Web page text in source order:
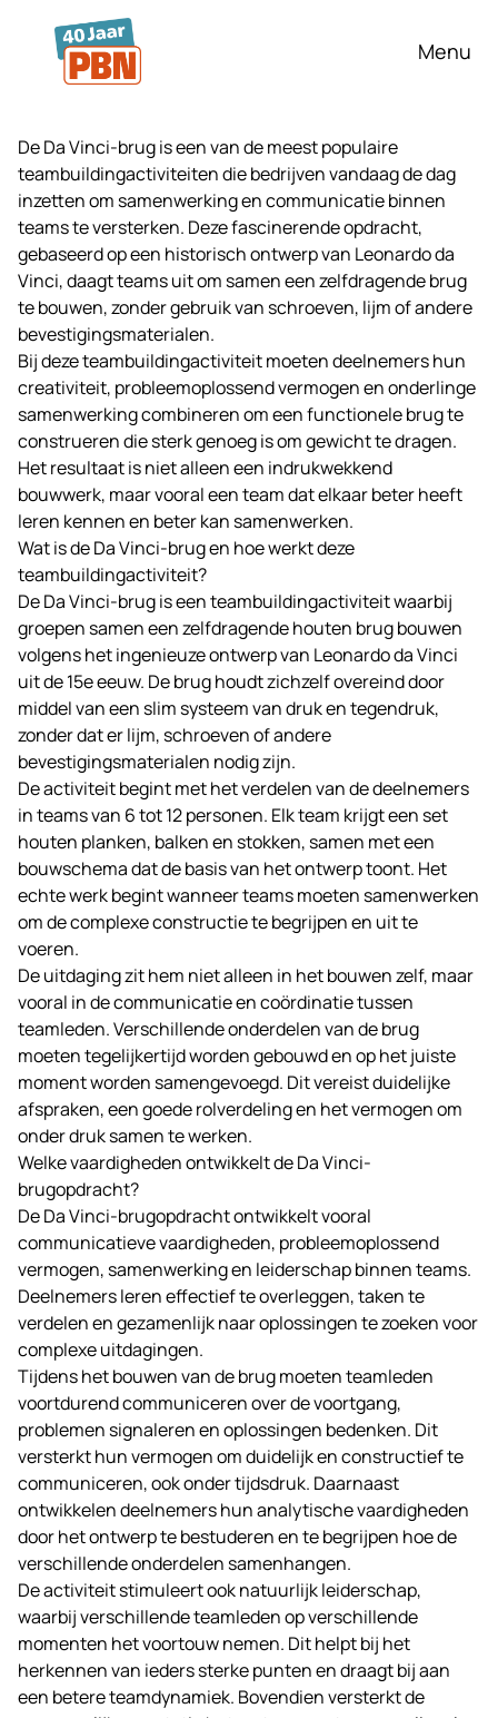
Ga naar hoofdinhoud
Menu
De Da Vinci-brug is een van de meest populaire
teambuildingactiviteiten die bedrijven vandaag de dag
inzetten om samenwerking en communicatie binnen
teams te versterken. Deze fascinerende opdracht,
gebaseerd op een historisch ontwerp van Leonardo da
Vinci, daagt teams uit om samen een zelfdragende brug
te bouwen, zonder gebruik van schroeven, lijm of andere
bevestigingsmaterialen.
Bij deze teambuildingactiviteit moeten deelnemers hun
creativiteit, probleemoplossend vermogen en onderlinge
samenwerking combineren om een functionele brug te
construeren die sterk genoeg is om gewicht te dragen.
Het resultaat is niet alleen een indrukwekkend
bouwwerk, maar vooral een team dat elkaar beter heeft
leren kennen en beter kan samenwerken.
Wat is de Da Vinci-brug en hoe werkt deze
teambuildingactiviteit?
De Da Vinci-brug is een teambuildingactiviteit waarbij
groepen samen een zelfdragende houten brug bouwen
volgens het ingenieuze ontwerp van Leonardo da Vinci
uit de 15e eeuw. De brug houdt zichzelf overeind door
middel van een slim systeem van druk en tegendruk,
zonder dat er lijm, schroeven of andere
bevestigingsmaterialen nodig zijn.
De activiteit begint met het verdelen van de deelnemers
in teams van 6 tot 12 personen. Elk team krijgt een set
houten planken, balken en stokken, samen met een
bouwschema dat de basis van het ontwerp toont. Het
echte werk begint wanneer teams moeten samenwerken
om de complexe constructie te begrijpen en uit te
voeren.
De uitdaging zit hem niet alleen in het bouwen zelf, maar
vooral in de communicatie en coördinatie tussen
teamleden. Verschillende onderdelen van de brug
moeten tegelijkertijd worden gebouwd en op het juiste
moment worden samengevoegd. Dit vereist duidelijke
afspraken, een goede rolverdeling en het vermogen om
onder druk samen te werken.
Welke vaardigheden ontwikkelt de Da Vinci-
brugopdracht?
De Da Vinci-brugopdracht ontwikkelt vooral
communicatieve vaardigheden, probleemoplossend
vermogen, samenwerking en leiderschap binnen teams.
Deelnemers leren effectief te overleggen, taken te
verdelen en gezamenlijk naar oplossingen te zoeken voor
complexe uitdagingen.
Tijdens het bouwen van de brug moeten teamleden
voortdurend communiceren over de voortgang,
problemen signaleren en oplossingen bedenken. Dit
versterkt hun vermogen om duidelijk en constructief te
communiceren, ook onder tijdsdruk. Daarnaast
ontwikkelen deelnemers hun analytische vaardigheden
door het ontwerp te bestuderen en te begrijpen hoe de
verschillende onderdelen samenhangen.
De activiteit stimuleert ook natuurlijk leiderschap,
waarbij verschillende teamleden op verschillende
momenten het voortouw nemen. Dit helpt bij het
herkennen van ieders sterke punten en draagt bij aan
een betere teamdynamiek. Bovendien versterkt de